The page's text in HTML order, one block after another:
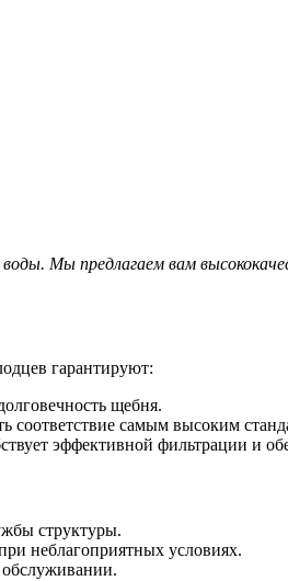
Мы предлагаем вам
гарантируют:
щебня.
соответствие самым высоким
эффективной фильтрации и
структуры.
неблагоприятных условиях.